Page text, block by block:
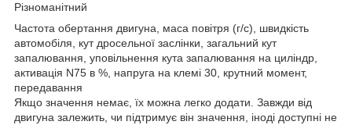
Різноманітний
Частота обертання двигуна, маса повітря (г/с), швидкість
автомобіля, кут дросельної заслінки, загальний кут
запалювання, уповільнення кута запалювання на циліндр,
активація N75 в %, напруга на клемі 30, крутний момент,
передавання
Якщо значення немає, їх можна легко додати. Завжди від
двигуна залежить, чи підтримує він значення, іноді доступні не